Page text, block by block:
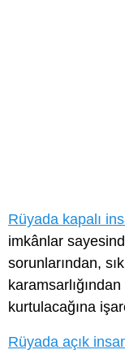
Rüyada kapalı
imkânlar
sorunlarından,
kurtulacağına
Rüyada açık